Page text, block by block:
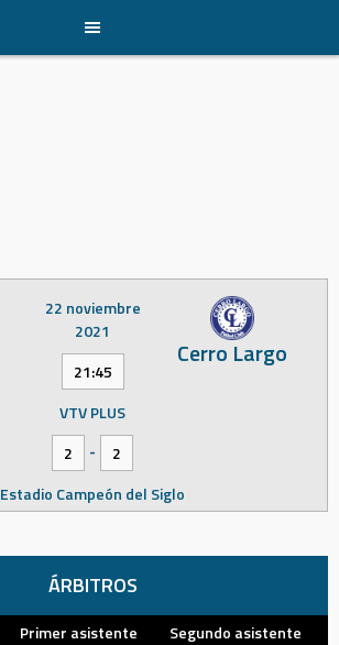
Cerro Largo
22 noviembre
2021
21:45
VTV PLUS
2
-
2
Estadio Campeón del Siglo
ÁRBITROS
Primer asistente
Segundo asistente